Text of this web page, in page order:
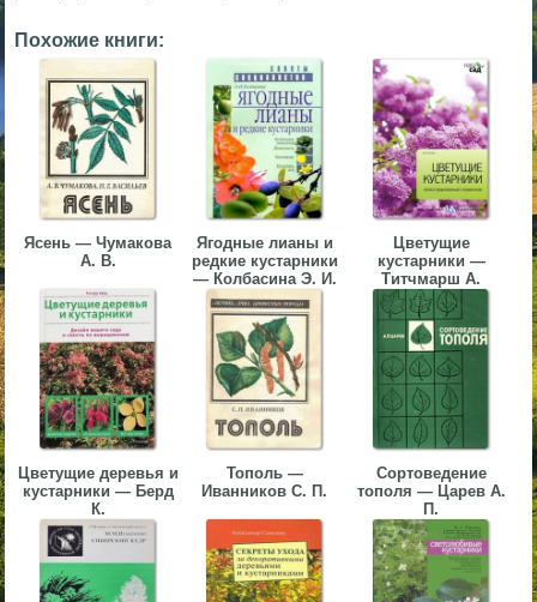
Похожие книги:
Ясень — Чумакова
А. В.
Ягодные лианы и
редкие кустарники
— Колбасина Э. И.
Цветущие
кустарники —
Титчмарш А.
Цветущие деревья и
кустарники — Берд
К.
Тополь —
Иванников С. П.
Сортоведение
тополя — Царев А.
П.
▼
▼
▼
▼